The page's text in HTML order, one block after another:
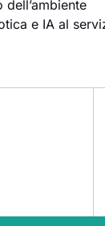
e IA al